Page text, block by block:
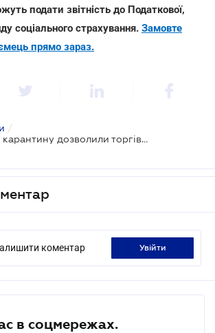
подати звітність до Податкової,
соціального страхування. Замовте
прямо зараз.
/
У "червоній" зоні карантину дозволили торгівлю добривами
коментар увійти
в соцмережах.